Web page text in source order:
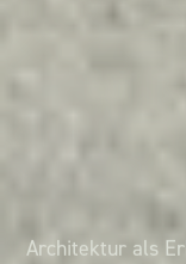
Architektur als